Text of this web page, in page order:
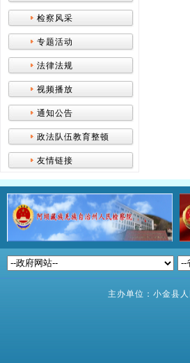
检察风采
专题活动
法律法规
视频播放
通知公告
政法队伍教育整顿
友情链接
主办单位：小金县